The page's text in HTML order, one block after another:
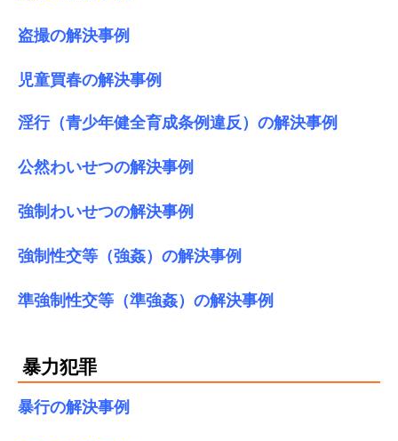
盗撮の解決事例
児童買春の解決事例
淫行（青少年健全育成条例違反）の解決事例
公然わいせつの解決事例
強制わいせつの解決事例
強制性交等（強姦）の解決事例
準強制性交等（準強姦）の解決事例
暴力犯罪
暴行の解決事例